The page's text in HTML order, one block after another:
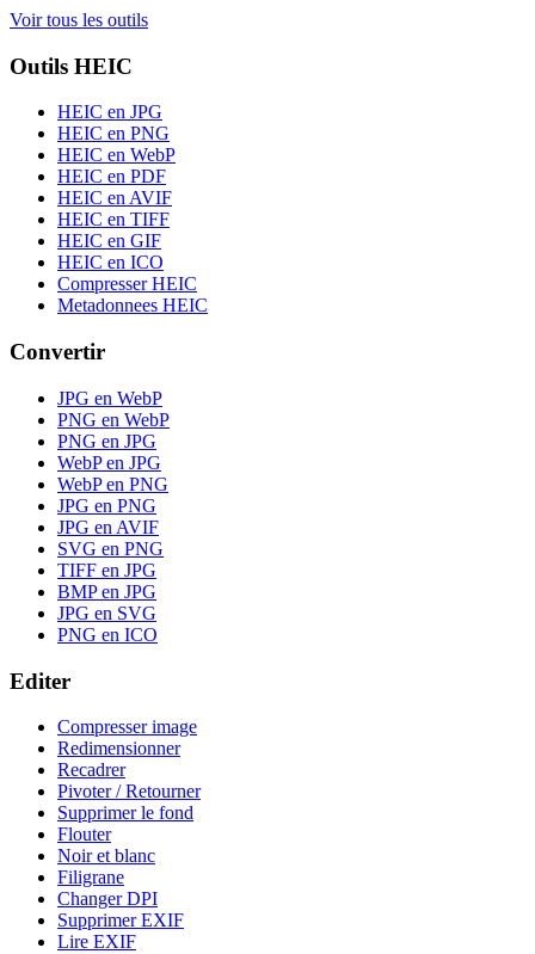
Voir tous les outils
Outils HEIC
HEIC en JPG
HEIC en PNG
HEIC en WebP
HEIC en PDF
HEIC en AVIF
HEIC en TIFF
HEIC en GIF
HEIC en ICO
Compresser HEIC
Metadonnees HEIC
Convertir
JPG en WebP
PNG en WebP
PNG en JPG
WebP en JPG
WebP en PNG
JPG en PNG
JPG en AVIF
SVG en PNG
TIFF en JPG
BMP en JPG
JPG en SVG
PNG en ICO
Editer
Compresser image
Redimensionner
Recadrer
Pivoter / Retourner
Supprimer le fond
Flouter
Noir et blanc
Filigrane
Changer DPI
Supprimer EXIF
Lire EXIF